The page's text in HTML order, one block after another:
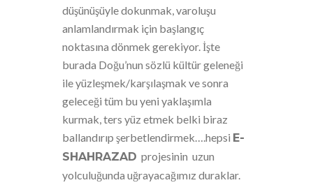
düşünüşüyle dokunmak, varoluşu
anlamlandırmak için başlangıç
noktasına dönmek gerekiyor. İşte
burada Doğu’nun sözlü kültür geleneği
ile yüzleşmek/karşılaşmak ve sonra
geleceği tüm bu yeni yaklaşımla
kurmak, ters yüz etmek belki biraz
ballandırıp şerbetlendirmek….hepsi E-
SHAHRAZAD projesinin uzun
yolculuğunda uğrayacağımız duraklar.